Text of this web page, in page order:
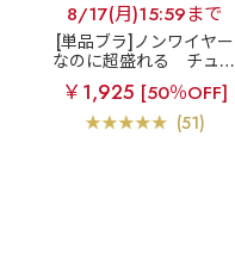
8/17(月)15:59まで
[単品ブラ]ノンワイヤー
なのに超盛れる
チュー
ルオーバーラップ ノンワ
イヤー 超盛ブラ(R) 単品
ブラジャー
￥1,925 [50％OFF]
(51)